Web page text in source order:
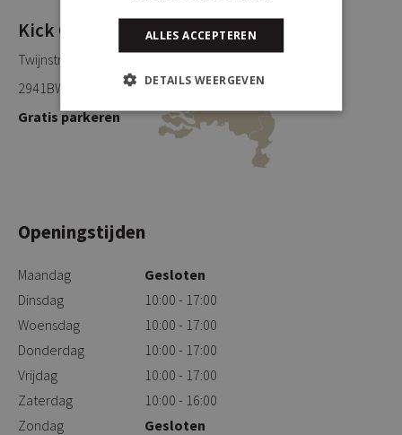
Kick Collection
Twijnstraweg 2
2941BW Lekkerkerk
Gratis parkeren
Openingstijden
Maandag
Gesloten
Dinsdag
10:00 - 17:00
Woensdag
10:00 - 17:00
Donderdag
10:00 - 17:00
Vrijdag
10:00 - 17:00
Zaterdag
10:00 - 16:00
Zondag
Gesloten
ALLES ACCEPTEREN
DETAILS WEERGEVEN